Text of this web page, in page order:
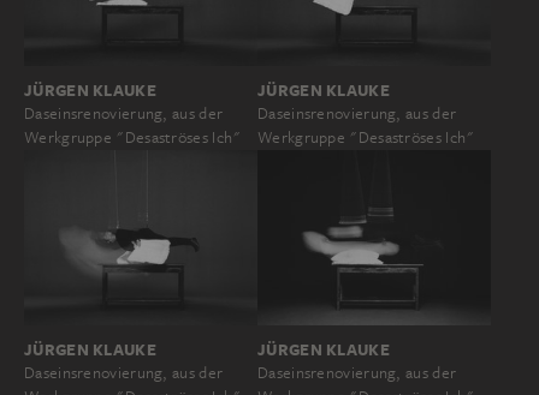
JÜRGEN KLAUKE
Daseinsrenovierung, aus der
Werkgruppe "Desaströses Ich"
JÜRGEN KLAUKE
Daseinsrenovierung, aus der
Werkgruppe "Desaströses Ich"
JÜRGEN KLAUKE
Daseinsrenovierung, aus der
JÜRGEN KLAUKE
Daseinsrenovierung, aus der